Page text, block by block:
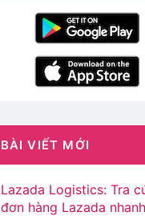
BÀI VIẾT MỚI
Lazada Logistics: Tra
đơn hàng Lazada nhanh